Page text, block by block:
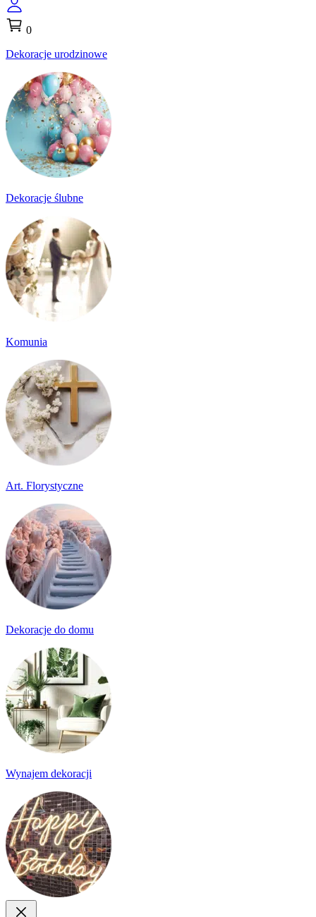
0
Dekoracje urodzinowe
Dekoracje ślubne
Komunia
Art. Florystyczne
Dekoracje do domu
Wynajem dekoracji